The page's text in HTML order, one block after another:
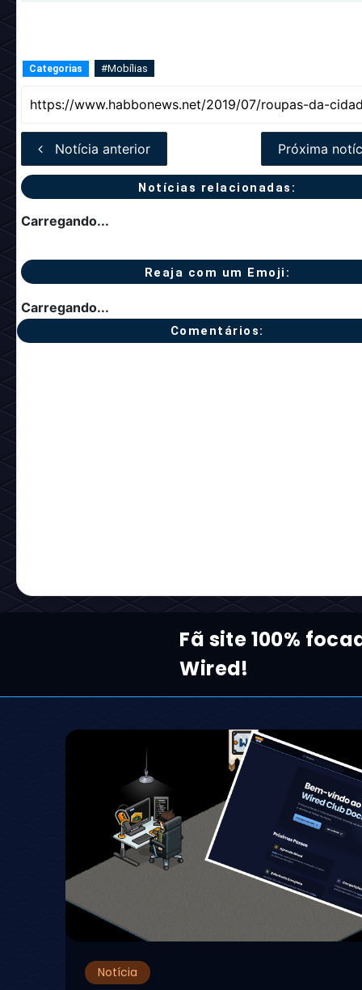
Categorias #Mobílias
Notícia anterior Próxima
Notícias relacionadas:
Carregando...
Reaja com um Emoji:
Carregando...
Comentários:
Fã site 100%
Wired!
Notícia